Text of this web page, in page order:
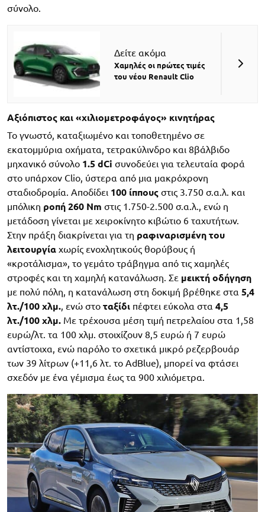
σύνολο.
Δείτε ακόμα
Χαμηλές οι πρώτες τιμές
του νέου Renault Clio
Αξιόπιστος και «χιλιομετροφάγος» κινητήρας
Το γνωστό, καταξιωμένο και τοποθετημένο σε
εκατομμύρια οχήματα, τετρακύλινδρο και 8βάλβιδο
μηχανικό σύνολο 1.5 dCi συνοδεύει για τελευταία φορά
στο υπάρχον Clio, ύστερα από μια μακρόχρονη
σταδιοδρομία. Αποδίδει 100 ίππους στις 3.750 σ.α.λ. και
μπόλικη ροπή 260 Nm στις 1.750-2.500 σ.α.λ., ενώ η
μετάδοση γίνεται με χειροκίνητο κιβώτιο 6 ταχυτήτων.
Στην πράξη διακρίνεται για τη ραφιναρισμένη του
λειτουργία χωρίς ενοχλητικούς θορύβους ή
«κροτάλισμα», το γεμάτο τράβηγμα από τις χαμηλές
στροφές και τη χαμηλή κατανάλωση. Σε μεικτή οδήγηση
με πολύ πόλη, η κατανάλωση στη δοκιμή βρέθηκε στα 5,4
λτ./100 χλμ., ενώ στο ταξίδι πέφτει εύκολα στα 4,5
λτ./100 χλμ. Με τρέχουσα μέση τιμή πετρελαίου στα 1,58
ευρώ/λτ. τα 100 χλμ. στοιχίζουν 8,5 ευρώ ή 7 ευρώ
αντίστοιχα, ενώ παρόλο το σχετικά μικρό ρεζερβουάρ
των 39 λίτρων (+11,6 λτ. το AdBlue), μπορεί να φτάσει
σχεδόν με ένα γέμισμα έως τα 900 χιλιόμετρα.